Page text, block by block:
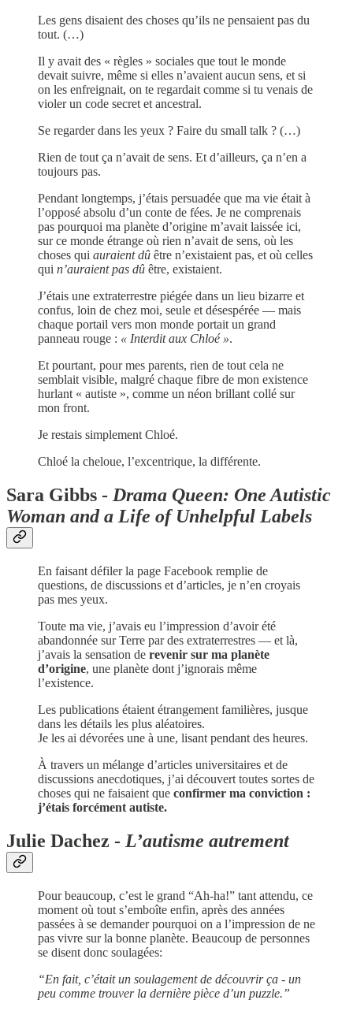
Les gens disaient des choses qu’ils ne pensaient pas du
tout. (…)
Il y avait des « règles » sociales que tout le monde
devait suivre, même si elles n’avaient aucun sens, et si
on les enfreignait, on te regardait comme si tu venais de
violer un code secret et ancestral.
Se regarder dans les yeux ? Faire du small talk ? (…)
Rien de tout ça n’avait de sens. Et d’ailleurs, ça n’en a
toujours pas.
Pendant longtemps, j’étais persuadée que ma vie était à
l’opposé absolu d’un conte de fées. Je ne comprenais
pas pourquoi ma planète d’origine m’avait laissée ici,
sur ce monde étrange où rien n’avait de sens, où les
choses qui auraient dû être n’existaient pas, et où celles
qui n’auraient pas dû être, existaient.
J’étais une extraterrestre piégée dans un lieu bizarre et
confus, loin de chez moi, seule et désespérée — mais
chaque portail vers mon monde portait un grand
panneau rouge : « Interdit aux Chloé ».
Et pourtant, pour mes parents, rien de tout cela ne
semblait visible, malgré chaque fibre de mon existence
hurlant « autiste », comme un néon brillant collé sur
mon front.
Je restais simplement Chloé.
Chloé la cheloue, l’excentrique, la différente.
Sara Gibbs - Drama Queen: One Autistic
Woman and a Life of Unhelpful Labels
En faisant défiler la page Facebook remplie de
questions, de discussions et d’articles, je n’en croyais
pas mes yeux.
Toute ma vie, j’avais eu l’impression d’avoir été
abandonnée sur Terre par des extraterrestres — et là,
j’avais la sensation de revenir sur ma planète
d’origine, une planète dont j’ignorais même
l’existence.
Les publications étaient étrangement familières, jusque
dans les détails les plus aléatoires.
Je les ai dévorées une à une, lisant pendant des heures.
À travers un mélange d’articles universitaires et de
discussions anecdotiques, j’ai découvert toutes sortes de
choses qui ne faisaient que confirmer ma conviction :
j’étais forcément autiste.
Julie Dachez - L’autisme autrement
Pour beaucoup, c’est le grand “Ah-ha!” tant attendu, ce
moment où tout s’emboîte enfin, après des années
passées à se demander pourquoi on a l’impression de ne
pas vivre sur la bonne planète. Beaucoup de personnes
se disent donc soulagées:
“En fait, c’était un soulagement de découvrir ça - un
peu comme trouver la dernière pièce d’un puzzle.”